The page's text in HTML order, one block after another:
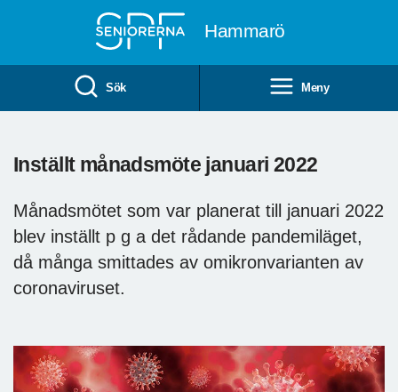
Hammarö
Sök Meny
Inställt månadsmöte januari 2022
Månadsmötet som var planerat till januari 2022
blev inställt p g a det rådande pandemiläget,
då många smittades av omikronvarianten av
coronaviruset.